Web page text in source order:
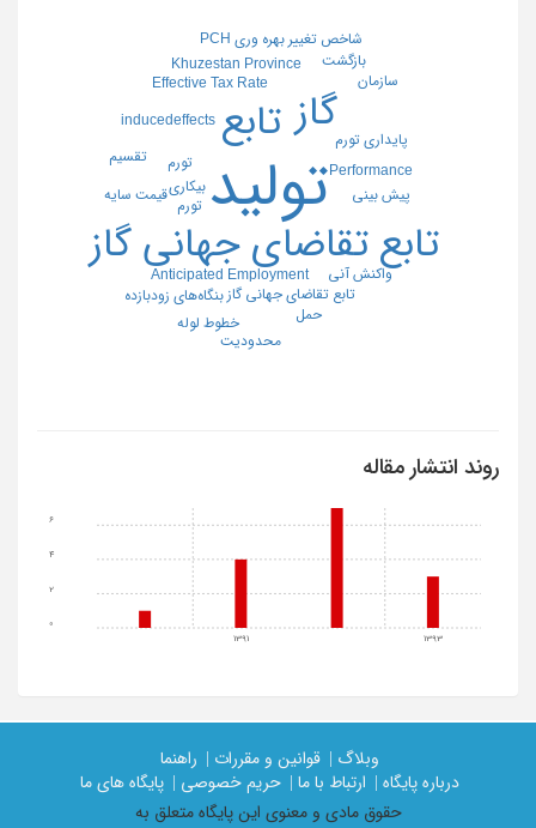
تولید
تابع
تابع تقاضای جهانی گاز
گاز
Anticipated Employment
Effective Tax Rate
inducedeffects
Khuzestan Province
Performance
بیکاری
پایداری تورم
پیش بینی
تابع تقاضاي جهاني گاز
تورم
شاخص تغییر بهره وری PCH
قیمت سایه
واکنش آنی
بازگشت
بنگاه‌های زودبازده
تقسیم
تورم
حمل خطوط لوله
سازمان
محدودیت
روند انتشار مقاله
1391 1393
0
2
4
6
وبلاگ | قوانین و مقررات |
راهنما
درباره پایگاه |
ارتباط با ما | حریم خصوصی |
پایگاه های ما
حقوق مادی و معنوی اين پايگاه متعلق به